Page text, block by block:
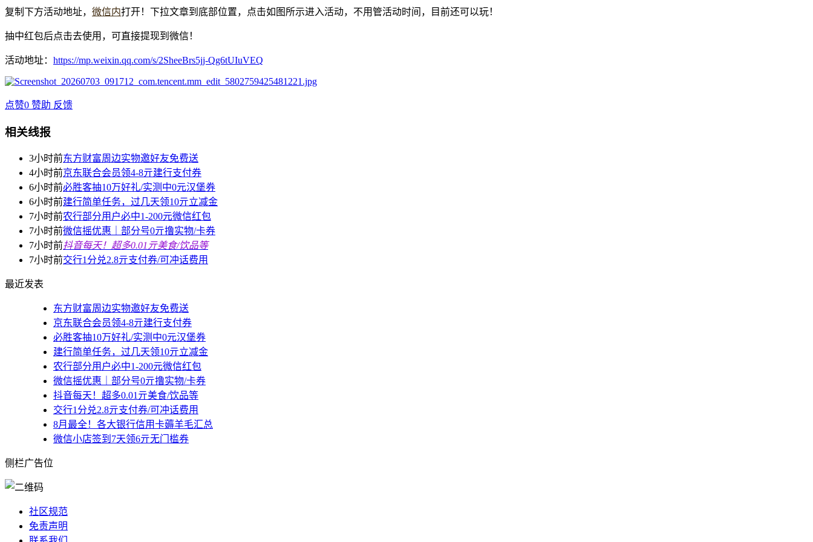
复制下方活动地址， 微信内打开！下拉文章到底部位置，点击如图所示进入活动，不用管活动时间，目前还可以玩！
抽中红包后点击去使用，可直接提现到微信！
活动地址： https://mp.weixin.qq.com/s/2SheeBrs5jj-Qg6tUIuVEQ
点赞0 赞助 反馈
相关线报
3小时前东方财富周边实物邀好友免费送
4小时前京东联合会员领4-8亓建行支付券
6小时前必胜客抽10万好礼/实测中0元汉堡券
6小时前建行简单任务，过几天领10亓立减金
7小时前农行部分用户必中1-200元微信红包
7小时前微信摇优惠｜部分号0亓撸实物/卡券
7小时前抖音每天！超多0.01亓美食/饮品等
7小时前交行1分兑2.8亓支付券/可冲话费用
最近发表
东方财富周边实物邀好友免费送
京东联合会员领4-8亓建行支付券
必胜客抽10万好礼/实测中0元汉堡券
建行简单任务，过几天领10亓立减金
农行部分用户必中1-200元微信红包
微信摇优惠｜部分号0亓撸实物/卡券
抖音每天！超多0.01亓美食/饮品等
交行1分兑2.8亓支付券/可冲话费用
8月最全！各大银行信用卡薅羊毛汇总
微信小店签到7天领6亓无门槛券
侧栏广告位
社区规范
免责声明